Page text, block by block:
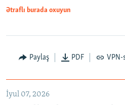
Ətraflı burada oxuyun
Paylaş PDF VPN-
İyul 07, 2026